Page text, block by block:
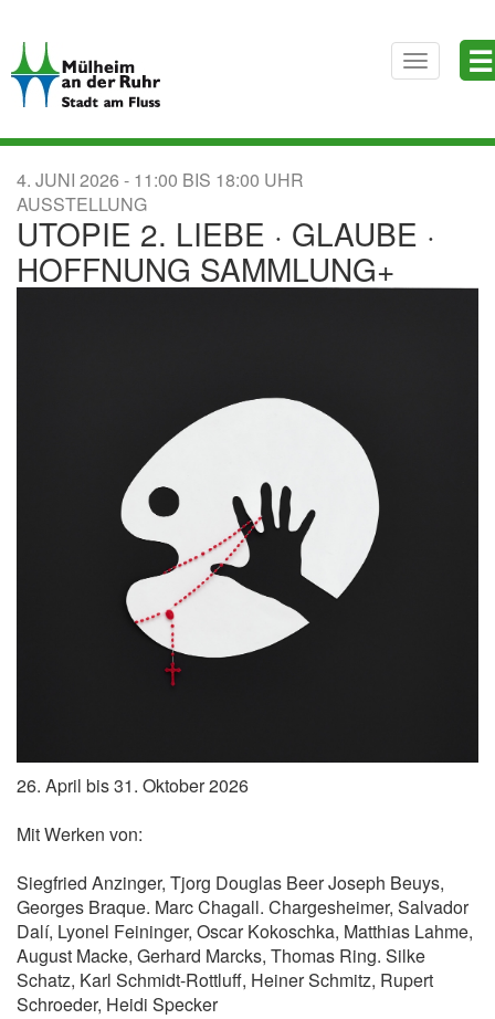
zum
Inhalt
Toggle
navigation
☰
4. JUNI 2026 11:00 BIS 18:00
AUSSTELLUNG
UTOPIE 2. LIEBE · GLAUBE ·
HOFFNUNG SAMMLUNG+
26. April bis 31. Oktober 2026
Mit Werken von:
Siegfried Anzinger, Tjorg Douglas Beer Joseph Beuys,
Georges Braque. Marc Chagall. Chargesheimer, Salvador
Dalí, Lyonel Feininger, Oscar Kokoschka, Matthias Lahme,
August Macke, Gerhard Marcks, Thomas Ring. Silke
Schatz, Karl Schmidt-Rottluff, Heiner Schmitz, Rupert
Schroeder, Heidi Specker